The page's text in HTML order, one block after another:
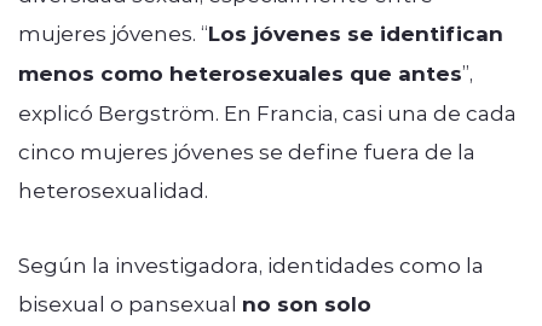
mujeres jóvenes. “Los jóvenes se identifican
menos como heterosexuales que antes”,
explicó Bergström. En Francia, casi una de cada
cinco mujeres jóvenes se define fuera de la
heterosexualidad.
Según la investigadora, identidades como la
bisexual o pansexual no son solo